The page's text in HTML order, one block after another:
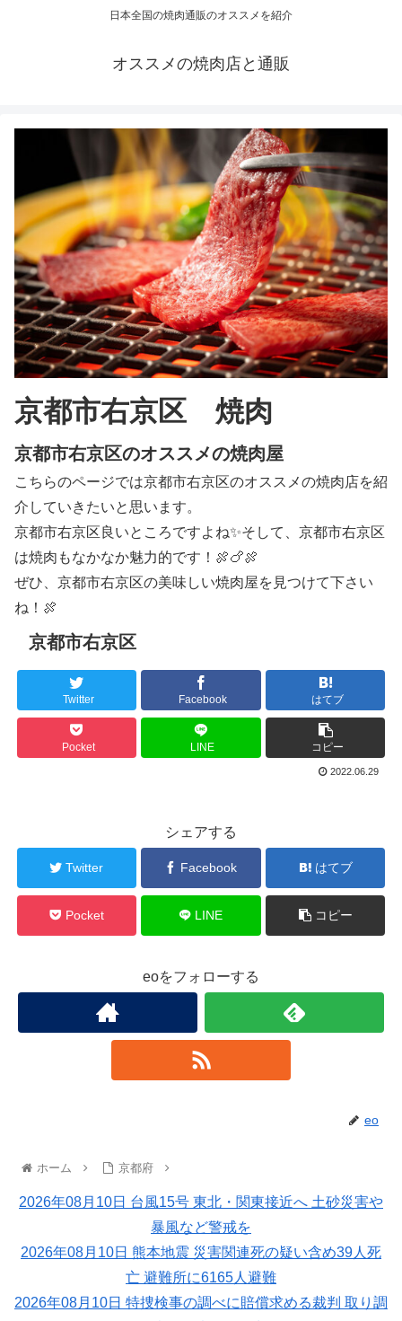
日本全国の焼肉通販のオススメを紹介
オススメの焼肉店と通販
京都市右京区 焼肉
京都市右京区のオススメの焼肉屋
こちらのページでは京都市右京区のオススメの焼肉店を紹
介していきたいと思います。
京都市右京区良いところですよね✨そして、京都市右京区
は焼肉もなかなか魅力的です！🍖🍗🍖
ぜひ、京都市右京区の美味しい焼肉屋を見つけて下さい
ね！🍖
京都市右京区
Twitter Facebook はてブ
Pocket LINE コピー
2022.06.29
シェアする
Twitter Facebook はてブ
Pocket LINE コピー
eoをフォローする
eo
ホーム 京都府
2026年08月10日 台風15号 東北・関東接近へ 土砂災害や
暴風など警戒を
2026年08月10日 熊本地震 災害関連死の疑い含め39人死
亡 避難所に6165人避難
2026年08月10日 特捜検事の調べに賠償求める裁判 取り調